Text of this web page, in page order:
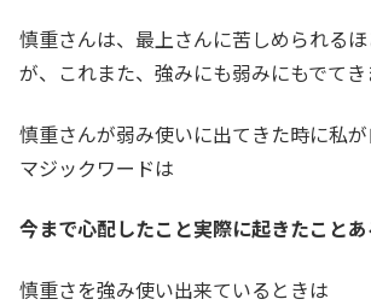
慎重さんは、最上さんに苦しめられる
が、これまた、強みにも弱みにもでてき
慎重さんが弱み使いに出てきた時に私
マジックワードは
今まで心配したこと実際に起きたことあ
慎重さを強み使い出来ているときは